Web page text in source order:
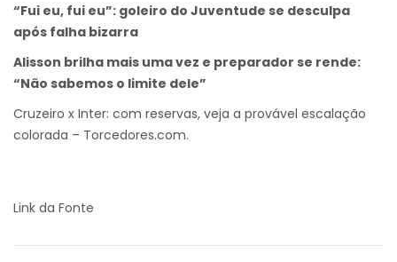
“Fui eu, fui eu”: goleiro do Juventude se desculpa
após falha bizarra
Alisson brilha mais uma vez e preparador se rende:
“Não sabemos o limite dele”
Cruzeiro x Inter: com reservas, veja a provável escalação
colorada – Torcedores.com.
Link da Fonte